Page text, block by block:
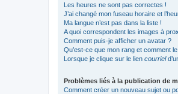
Les heures ne sont pas correctes !
J’ai changé mon fuseau horaire et
Ma langue n’est pas dans la liste !
A quoi correspondent les images à
Comment puis-je afficher un avatar ?
Qu’est-ce que mon rang et comment
Lorsque je clique sur le lien courriel
Problèmes liés à la publication de
Comment créer un nouveau sujet ou